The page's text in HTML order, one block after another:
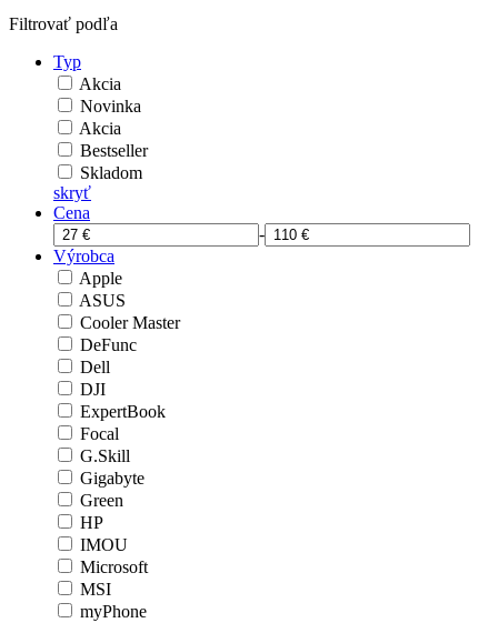
Filtrovať podľa
Typ
Akcia
Novinka
Akcia
Bestseller
Skladom
skryť
Cena
-
Výrobca
Apple
ASUS
Cooler Master
DeFunc
Dell
DJI
ExpertBook
Focal
G.Skill
Gigabyte
Green
HP
IMOU
Microsoft
MSI
myPhone